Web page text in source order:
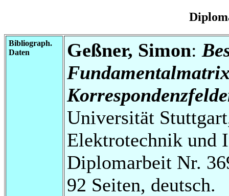
Bibliograph.
Daten
Geßner, Simon:
Universität
Elektrotechnik und
Diplomarbeit Nr.
92 Seiten, deutsch.